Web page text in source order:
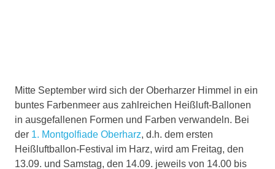
Mitte September wird sich der Oberharzer Himmel in ein
buntes Farbenmeer aus zahlreichen Heißluft-Ballonen
in ausgefallenen Formen und Farben verwandeln. Bei
der 1. Montgolfiade Oberharz, d.h. dem ersten
Heißluftballon-Festival im Harz, wird am Freitag, den
13.09. und Samstag, den 14.09. jeweils von 14.00 bis